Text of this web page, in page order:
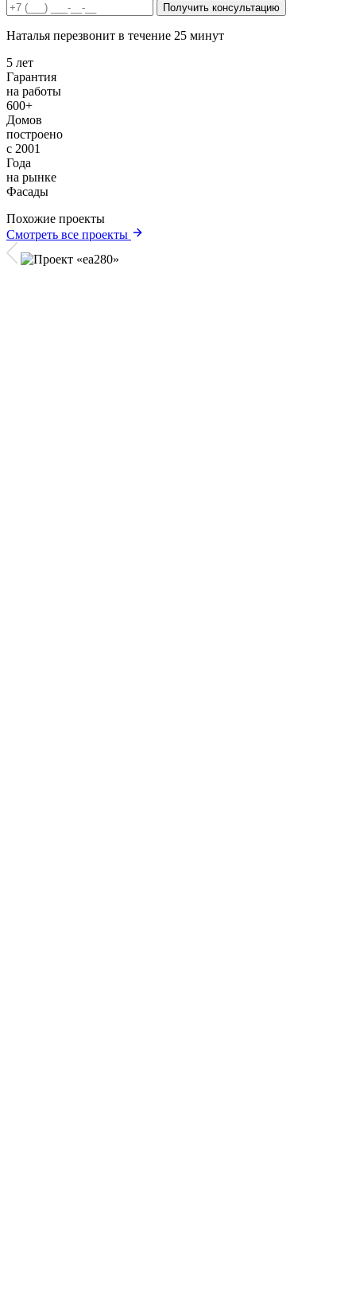
Получить консультацию
Наталья перезвонит в течение 25 минут
5 лет
Гарантия
на работы
600+
Домов
построено
с 2001
Года
на рынке
Фасады
Похожие проекты
Смотреть все проекты